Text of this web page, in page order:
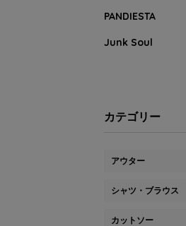
PANDIESTA
Junk Soul
カテゴリー
アウター
シャツ・ブラウス
カットソー